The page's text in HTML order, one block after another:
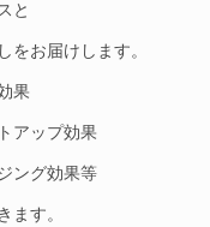
と
をお届けします。
果
アップ効果
ング効果等
ます。